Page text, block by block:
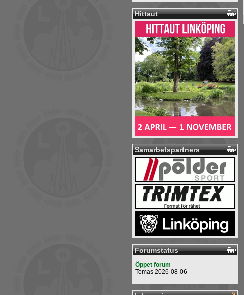
Hittaut
Samarbetspartners
Forumstatus
Öppet forum
Tomas 2026-08-06